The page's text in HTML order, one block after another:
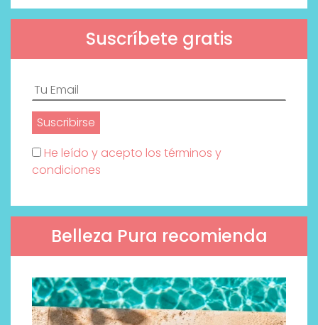
Suscríbete gratis
He leído y acepto los términos y
condiciones
Belleza Pura recomienda